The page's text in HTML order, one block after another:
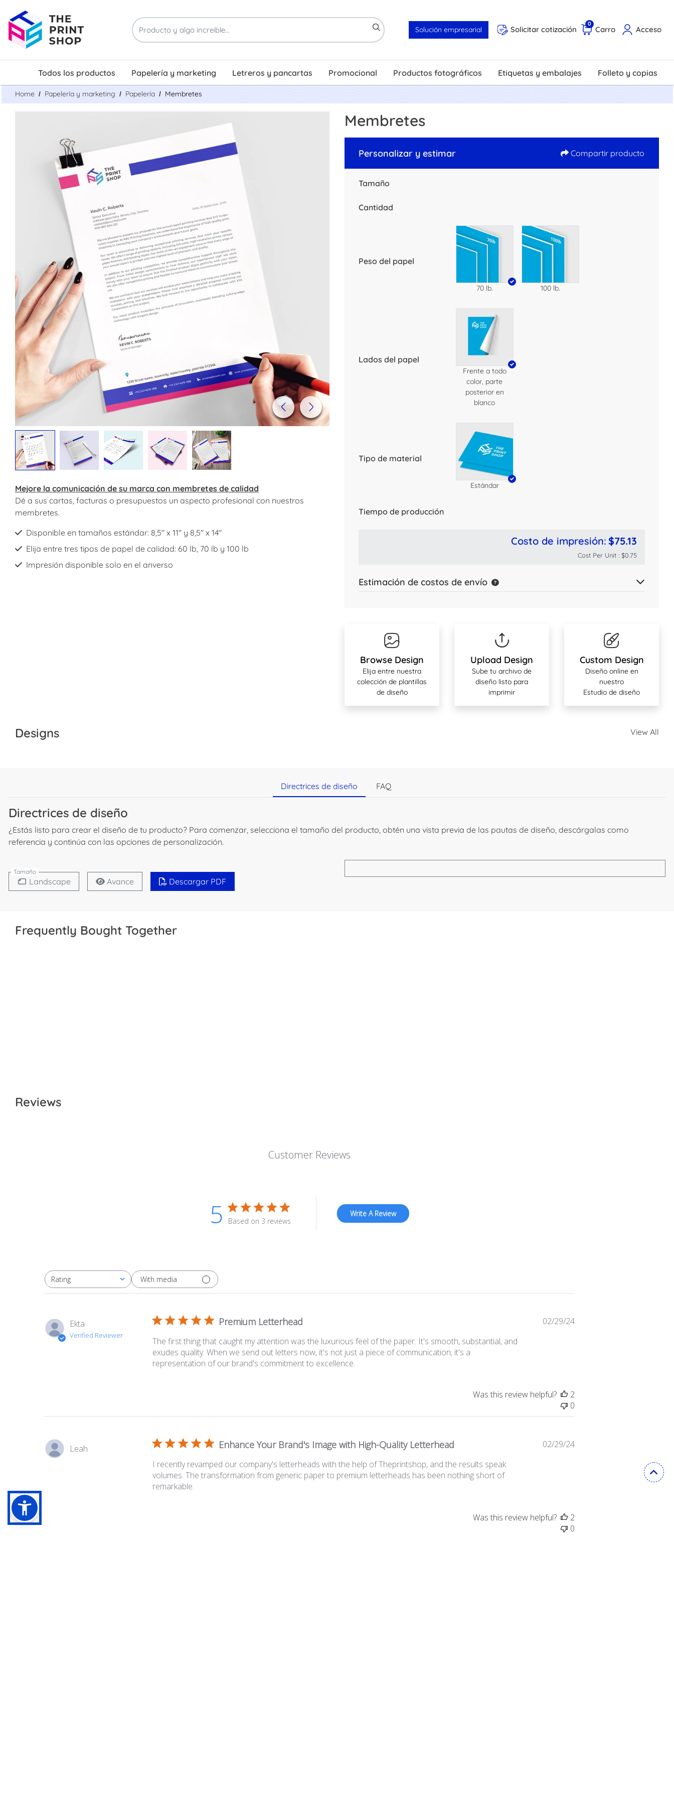
Solución empresarial Solicitar cotización Carro
0
Acceso
Todos los productos Papelería y marketing Letreros y pancartas Promocional Productos fotográficos Etiquetas y embalajes Folleto y copias
Home Papelería y marketing Papelería Membretes
Mejore la comunicación de su marca con membretes de calidad
Dé a sus cartas, facturas o presupuestos un aspecto profesional con nuestros
membretes.
Disponible en tamaños estándar: 8,5" x 11" y 8,5" x 14"
Elija entre tres tipos de papel de calidad: 60 lb, 70 lb y 100 lb
Impresión disponible solo en el anverso
Membretes
Personalizar y estimar Compartir producto
Tamaño
Cantidad
Peso del papel
70 lb. 100 lb.
Lados del papel
Frente a todo
color, parte
posterior en
blanco
Tipo de material
Estándar
Tiempo de producción
Costo de impresión: $75.13
Cost Per Unit : $0.75
Estimación de costos de envío
Browse Design
Elija entre nuestra
colección de plantillas
de diseño
Upload Design
Sube tu archivo de
diseño listo para
imprimir
Custom Design
Diseño online en
nuestro
Estudio de diseño
View All
Designs
Directrices de diseño FAQ
Directrices de diseño
¿Estás listo para crear el diseño de tu producto? Para comenzar, selecciona el tamaño del producto, obtén una vista previa de las pautas de diseño, descárgalas como
referencia y continúa con las opciones de personalización.
Tamaño
Landscape Avance Descargar PDF
Frequently Bought Together
Reviews
Customer Reviews
5 Based on 3 reviews
Write A Review
Rating
All ratings With media
Ekta
Verified Reviewer
Premium Letterhead
The first thing that caught my attention was the luxurious feel of the paper. It's smooth, substantial, and
exudes quality. When we send out letters now, it's not just a piece of communication; it's a
representation of our brand's commitment to excellence.
Published
02/29/24
Was this review helpful?
2
0
Leah Enhance Your Brand's Image with High-Quality Letterhead
I recently revamped our company's letterheads with the help of Theprintshop, and the results speak
volumes. The transformation from generic paper to premium letterheads has been nothing short of
remarkable.
Published
02/29/24
Was this review helpful?
2
0